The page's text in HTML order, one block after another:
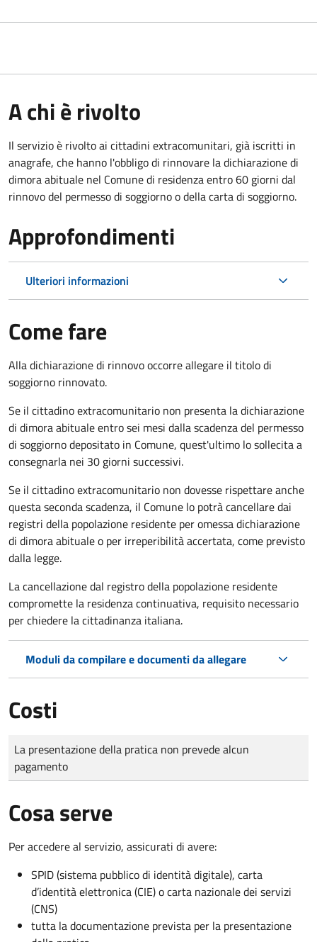
A chi è rivolto
Il servizio è rivolto ai cittadini extracomunitari, già iscritti in
anagrafe, che hanno l'obbligo di rinnovare la dichiarazione di
dimora abituale nel Comune di residenza entro 60 giorni dal
rinnovo del permesso di soggiorno o della carta di soggiorno.
Approfondimenti
Ulteriori informazioni
Come fare
Alla dichiarazione di rinnovo occorre allegare il titolo di
soggiorno rinnovato.
Se il cittadino extracomunitario non presenta la dichiarazione
di dimora abituale entro sei mesi dalla scadenza del permesso
di soggiorno depositato in Comune, quest'ultimo lo sollecita a
consegnarla nei 30 giorni successivi.
Se il cittadino extracomunitario non dovesse rispettare anche
questa seconda scadenza, il Comune lo potrà cancellare dai
registri della popolazione residente per omessa dichiarazione
di dimora abituale o per irreperibilità accertata, come previsto
dalla legge.
La cancellazione dal registro della popolazione residente
compromette la residenza continuativa, requisito necessario
per chiedere la cittadinanza italiana.
Moduli da compilare e documenti da allegare
Costi
Tipo di pagamento
Importo
La presentazione della pratica non prevede alcun
pagamento
Cosa serve
Per accedere al servizio, assicurati di avere:
SPID (sistema pubblico di identità digitale), carta
d’identità elettronica (CIE) o carta nazionale dei servizi
(CNS)
tutta la documentazione prevista per la presentazione